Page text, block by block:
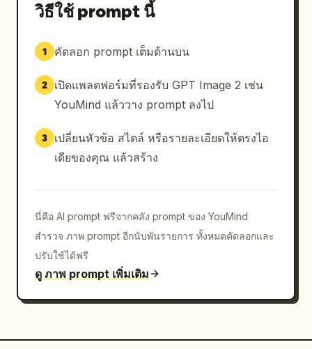
วิธีใช้ prompt นี้
1 คัดลอก prompt เต็มด้านบน
2
เปิดแพลตฟอร์มที่รองรับ GPT Image 2 เช่น
YouMind แล้ววาง prompt ลงไป
3
เปลี่ยนหัวข้อ สไตล์ หรือรายละเอียดให้ตรงไอ
เดียของคุณ แล้วสร้าง
นี่คือ AI prompt ฟรีจากคลัง prompt ของ YouMind
สำรวจ ภาพ prompt อีกนับพันรายการ ทั้งหมดคัดลอกและ
ปรับใช้ได้ฟรี
ดู ภาพ prompt เพิ่มเติม